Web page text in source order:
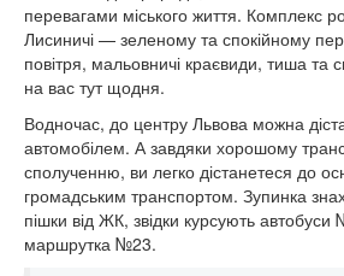
перевагами міського життя. Комплекс
Лисиничі — зеленому та спокійному
повітря, мальовничі краєвиди, тиша та
на вас тут щодня.
Водночас, до центру Львова можна
автомобілем. А завдяки хорошому
сполученню, ви легко дістанетеся до
громадським транспортом. Зупинка
пішки від ЖК, звідки курсують
маршрутка №23.